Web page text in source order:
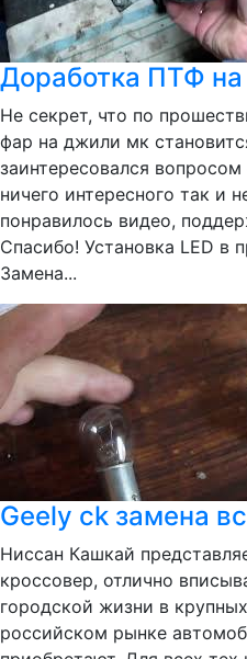
Доработка ПТФ на
Не секрет, что по
фар на джили мк
заинтересовался
ничего интересного так и
понравилось видео,
Спасибо! Установка LED в
Замена...
Geely ck замена
Ниссан Кашкай
кроссовер, отлично
городской жизни в
российском рынке